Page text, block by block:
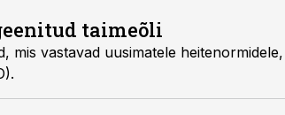
taimeõli
mis vastavad uusimatele heitenormidele,